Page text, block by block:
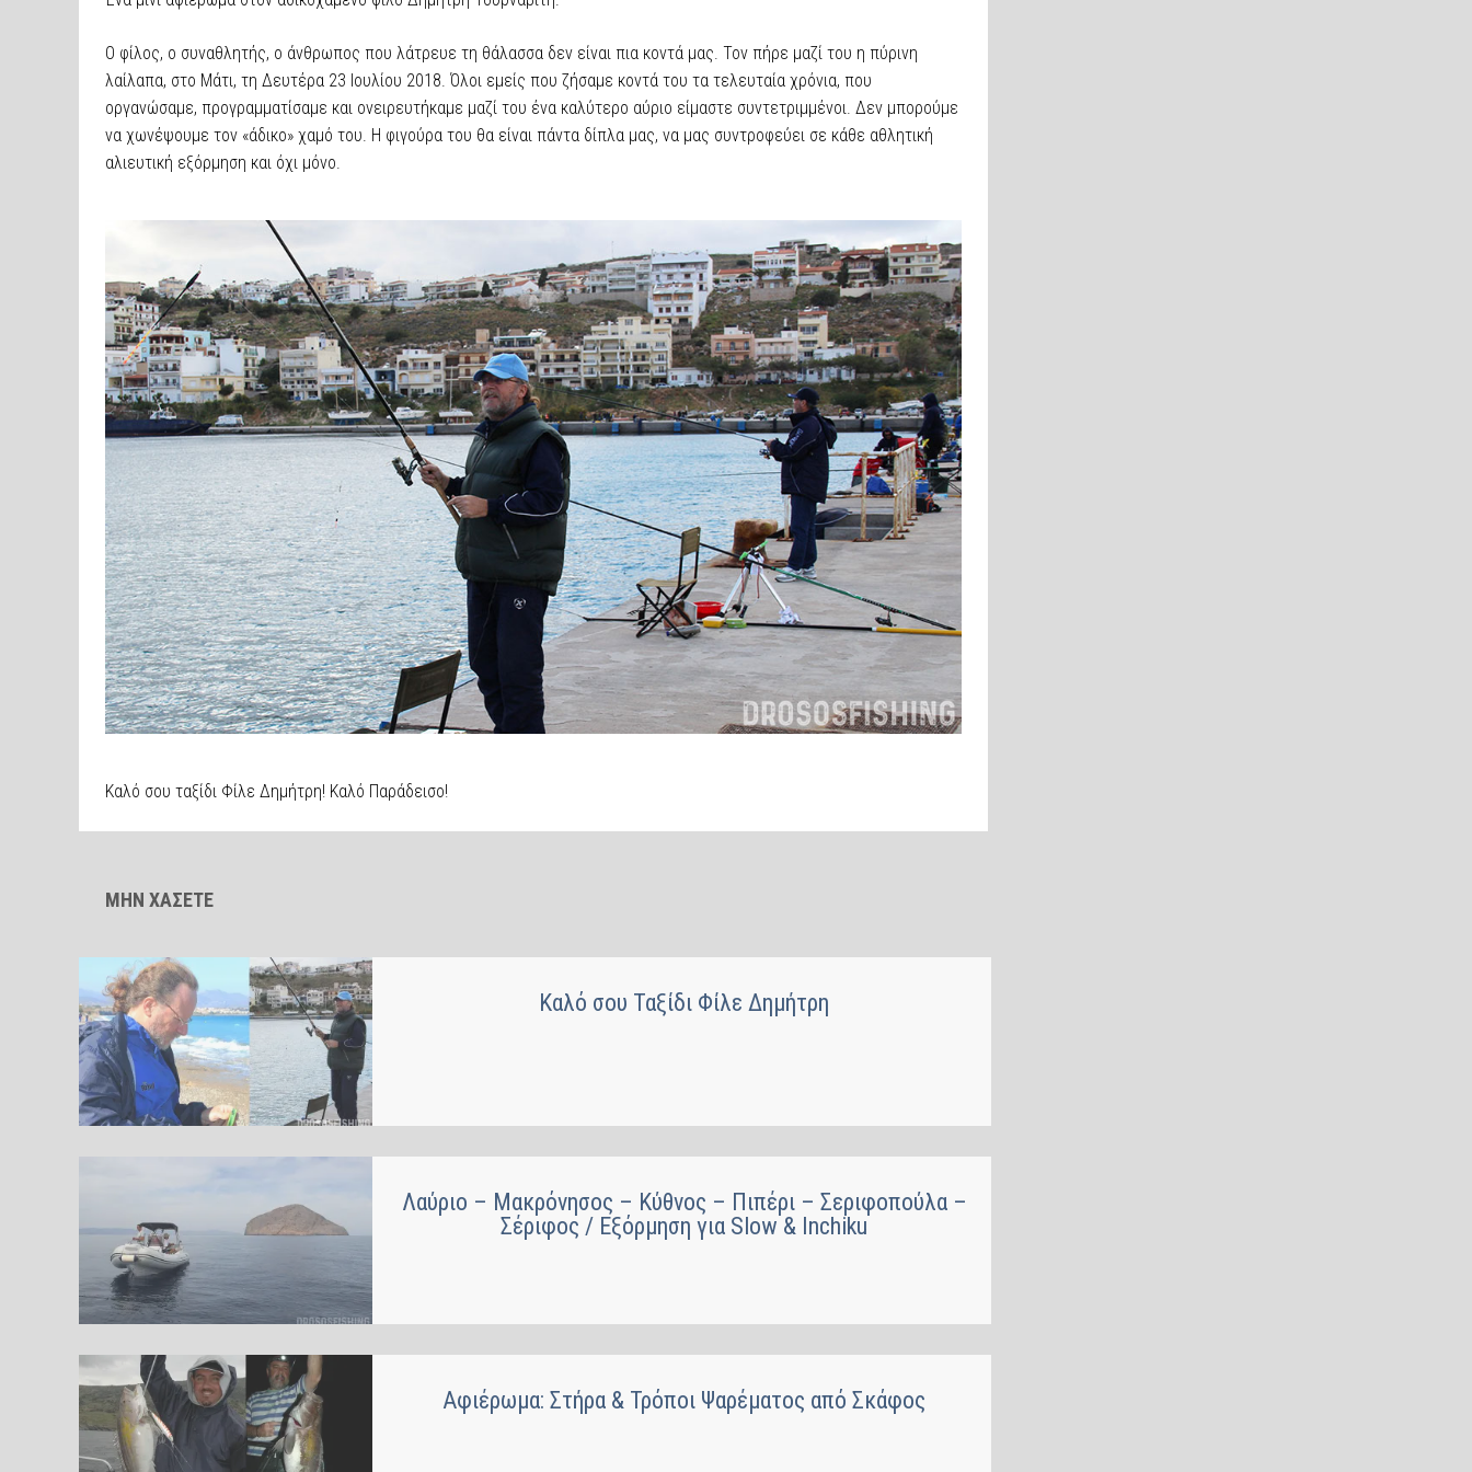
Ο φίλος, ο συναθλητής, ο άνθρωπος που λάτρευε τη θάλασσα δεν είναι πια κοντά μας. Τον πήρε μαζί του η πύρινη
λαίλαπα, στο Μάτι, τη Δευτέρα 23 Ιουλίου 2018. Όλοι εμείς που ζήσαμε κοντά του τα τελευταία χρόνια, που
οργανώσαμε, προγραμματίσαμε και ονειρευτήκαμε μαζί του ένα καλύτερο αύριο είμαστε συντετριμμένοι. Δεν μπορούμε
να χωνέψουμε τον «άδικο» χαμό του. Η φιγούρα του θα είναι πάντα δίπλα μας, να μας συντροφεύει σε κάθε αθλητική
αλιευτική εξόρμηση και όχι μόνο.
Καλό σου ταξίδι Φίλε Δημήτρη! Καλό Παράδεισο!
ΜΗΝ ΧΑΣΕΤΕ
Καλό σου Ταξίδι Φίλε Δημήτρη
Λαύριο – Μακρόνησος – Κύθνος – Πιπέρι – Σεριφοπούλα –
Σέριφος / Εξόρμηση για Slow & Inchiku
Αφιέρωμα: Στήρα & Τρόποι Ψαρέματος από Σκάφος